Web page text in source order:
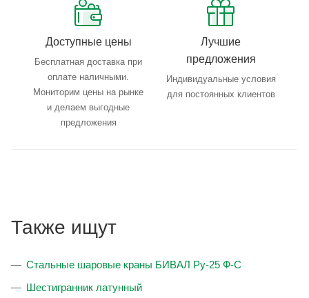
Доступные цены
Бесплатная доставка при
оплате наличными.
Мониторим цены на рынке
и делаем выгодные
предложения
Лучшие
предложения
Индивидуальные условия
для постоянных клиентов
Также ищут
Стальные шаровые краны БИВАЛ Ру-25 Ф-С
Шестигранник латунный